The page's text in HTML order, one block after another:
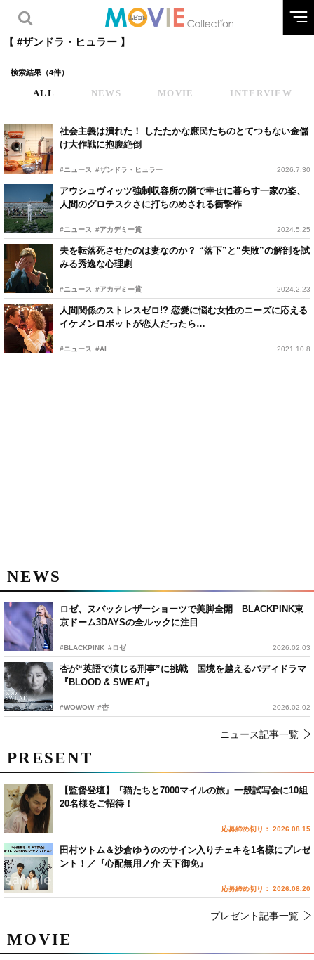
【 #ザンドラ・ヒュラー 】
検索結果（4件）
ALL NEWS MOVIE INTERVIEW
社会主義は潰れた！ したたかな庶民たちのとてつもない金儲
け大作戦に抱腹絶倒
#ニュース #ザンドラ・ヒュラー 2026.7.30
アウシュヴィッツ強制収容所の隣で幸せに暮らす一家の姿、
人間のグロテスクさに打ちのめされる衝撃作
#ニュース #アカデミー賞 2024.5.25
夫を転落死させたのは妻なのか？ “落下”と“失敗”の解剖を試
みる秀逸な心理劇
#ニュース #アカデミー賞 2024.2.23
人間関係のストレスゼロ!? 恋愛に悩む女性のニーズに応える
イケメンロボットが恋人だったら…
#ニュース #AI 2021.10.8
NEWS
ロゼ、ヌバックレザーショーツで美脚全開 BLACKPINK東
京ドーム3DAYSの全ルックに注目
#BLACKPINK #ロゼ 2026.02.03
杏が“英語で演じる刑事”に挑戦 国境を越えるバディドラマ
『BLOOD & SWEAT』
#WOWOW #杏 2026.02.02
ニュース記事一覧
MOVIE
PRESENT
【監督登壇】『猫たちと7000マイルの旅』一般試写会に10組
20名様をご招待！
応募締め切り： 2026.08.15
田村ツトム＆沙倉ゆうののサイン入りチェキを1名様にプレゼ
ント！／『心配無用ノ介 天下御免』
応募締め切り： 2026.08.20
プレゼント記事一覧